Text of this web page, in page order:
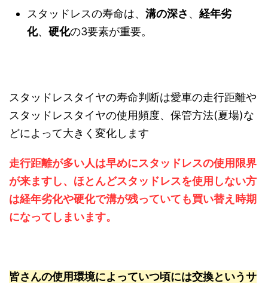
スタッドレスの寿命は、 溝の深さ 、 経年劣
化、 硬化の3要素が重要。
スタッドレスタイヤの寿命判断は愛車の走行距離や
スタッドレスタイヤの使用頻度、保管方法(夏場)な
どによって大きく変化します
走行距離が多い人は早めにスタッドレスの使用限界
が来ますし、ほとんどスタッドレスを使用しない方
は経年劣化や硬化で溝が残っていても買い替え時期
になってしまいます。
皆さんの使用環境によっていつ頃には交換というサ